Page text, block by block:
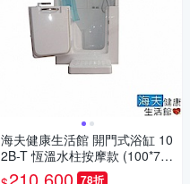
海夫健康生活館 開門式浴缸 10
2B-T 恆溫水柱按摩款 (100*78*
205cm)
78折